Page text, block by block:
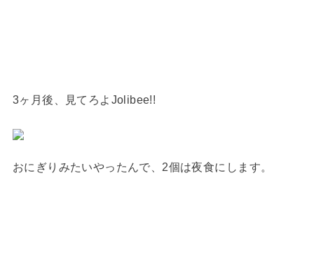
3ヶ月後、見てろよJolibee!!
おにぎりみたいやったんで、2個は夜食にします。